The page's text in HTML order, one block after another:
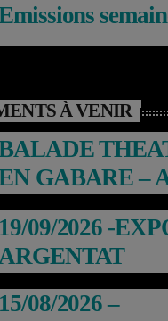
À VENIR
GABARE –
19/09/2026 -
15/08/2026 –